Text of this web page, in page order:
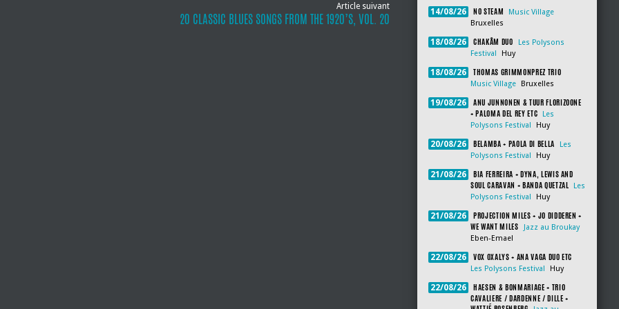
Article suivant
20 CLASSIC BLUES SONGS FROM THE 1920’S, VOL. 20 14/08/26 NO STEAM
Music Village
Bruxelles
18/08/26 CHAKÂM DUO
Les Polysons
Festival
Huy
18/08/26 THOMAS GRIMMONPREZ TRIO
Music Village Bruxelles
19/08/26
ANU JUNNONEN & TUUR FLORIZOONE
+ PALOMA DEL REY ETC
Les
Polysons Festival
Huy
20/08/26 BELAMBA + PAOLA DI BELLA
Les
Polysons Festival
Huy
21/08/26
BIA FERREIRA + DYNA, LEWIS AND
SOUL CARAVAN + BANDA QUETZAL
Les
Polysons Festival
Huy
21/08/26
PROJECTION MILES + JO DIDDEREN +
WE WANT MILES
Jazz au Broukay
Eben-Emael
22/08/26 VOX OXALYS + ANA VAGA DUO ETC
Les Polysons Festival Huy
22/08/26
HAESEN & BONMARIAGE + TRIO
CAVALIERE / DARDENNE / DILLE +